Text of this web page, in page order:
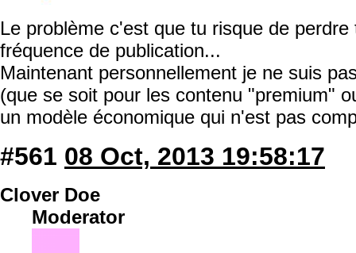
Le problème c'est que tu risque de
fréquence de publication...
Maintenant personnellement je ne suis
(que se soit pour les contenu "premium"
un modèle économique qui n'est pas
#561 08 Oct, 2013 19:58:17
Clover Doe
Moderator